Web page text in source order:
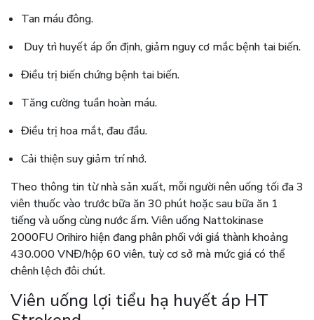
Tan máu đông.
Duy trì huyết áp ổn định, giảm nguy cơ mắc bệnh tai biến.
Điều trị biến chứng bệnh tai biến.
Tăng cường tuần hoàn máu.
Điều trị hoa mắt, đau đầu.
Cải thiện suy giảm trí nhớ.
Theo thông tin từ nhà sản xuất, mỗi người nên uống tối đa 3
viên thuốc vào trước bữa ăn 30 phút hoặc sau bữa ăn 1
tiếng và uống cùng nước ấm. Viên uống Nattokinase
2000FU Orihiro hiện đang phân phối với giá thành khoảng
430.000 VNĐ/hộp 60 viên, tuỳ cơ sở mà mức giá có thể
chênh lệch đôi chút.
Viên uống lợi tiểu hạ huyết áp HT